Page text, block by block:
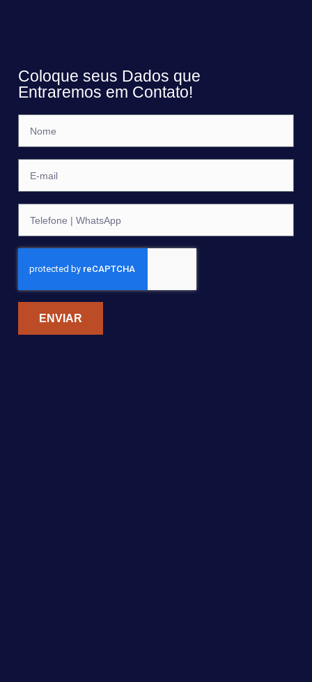
Coloque seus Dados que
Entraremos em Contato!
ENVIAR